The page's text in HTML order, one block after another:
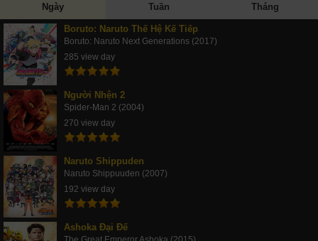
Ngày Tuần Tháng
Boruto: Naruto Thế Hệ Kế Tiếp
Boruto: Naruto Next Generations (2017)
285 view day
Người Nhện 2
Spider-Man 2 (2004)
270 view day
Naruto Shippuden
Naruto Shippuuden (2007)
192 view day
Ashoka Đại Đế